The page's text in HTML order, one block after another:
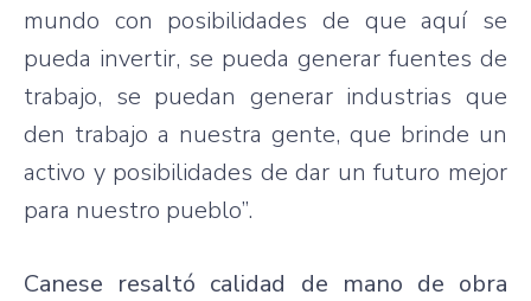
mundo con posibilidades de que aquí se
pueda invertir, se pueda generar fuentes de
trabajo, se puedan generar industrias que
den trabajo a nuestra gente, que brinde un
activo y posibilidades de dar un futuro mejor
para nuestro pueblo”.
Canese resaltó calidad de mano de obra